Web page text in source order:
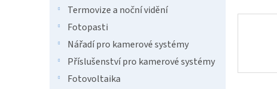
Termovize a noční vidění
Fotopasti
Nářadí pro kamerové systémy
Příslušenství pro kamerové systémy
Fotovoltaika